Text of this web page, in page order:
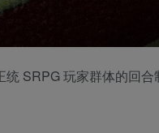
统 SRPG 玩家群体的回合